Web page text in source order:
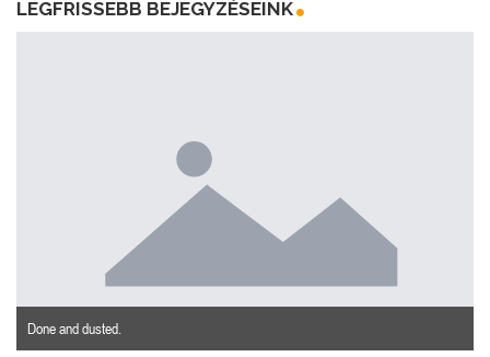
LEGFRISSEBB BEJEGYZÉSEINK
Done and dusted.